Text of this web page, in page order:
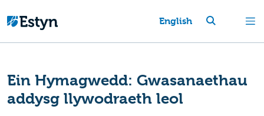
English
Ein Hymagwedd: Gwasanaethau
addysg llywodraeth leol